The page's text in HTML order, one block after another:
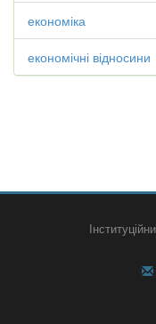
економіка
економічні відносини